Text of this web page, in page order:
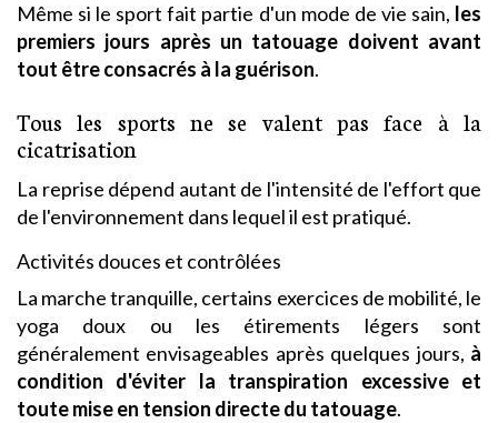
Même si le sport fait partie d'un mode de vie sain, les
premiers jours après un tatouage doivent avant
tout être consacrés à la guérison.
Tous les sports ne se valent pas face à la
cicatrisation
La reprise dépend autant de l'intensité de l'effort que
de l'environnement dans lequel il est pratiqué.
Activités douces et contrôlées
La marche tranquille, certains exercices de mobilité, le
yoga doux ou les étirements légers sont
généralement envisageables après quelques jours, à
condition d'éviter la transpiration excessive et
toute mise en tension directe du tatouage.